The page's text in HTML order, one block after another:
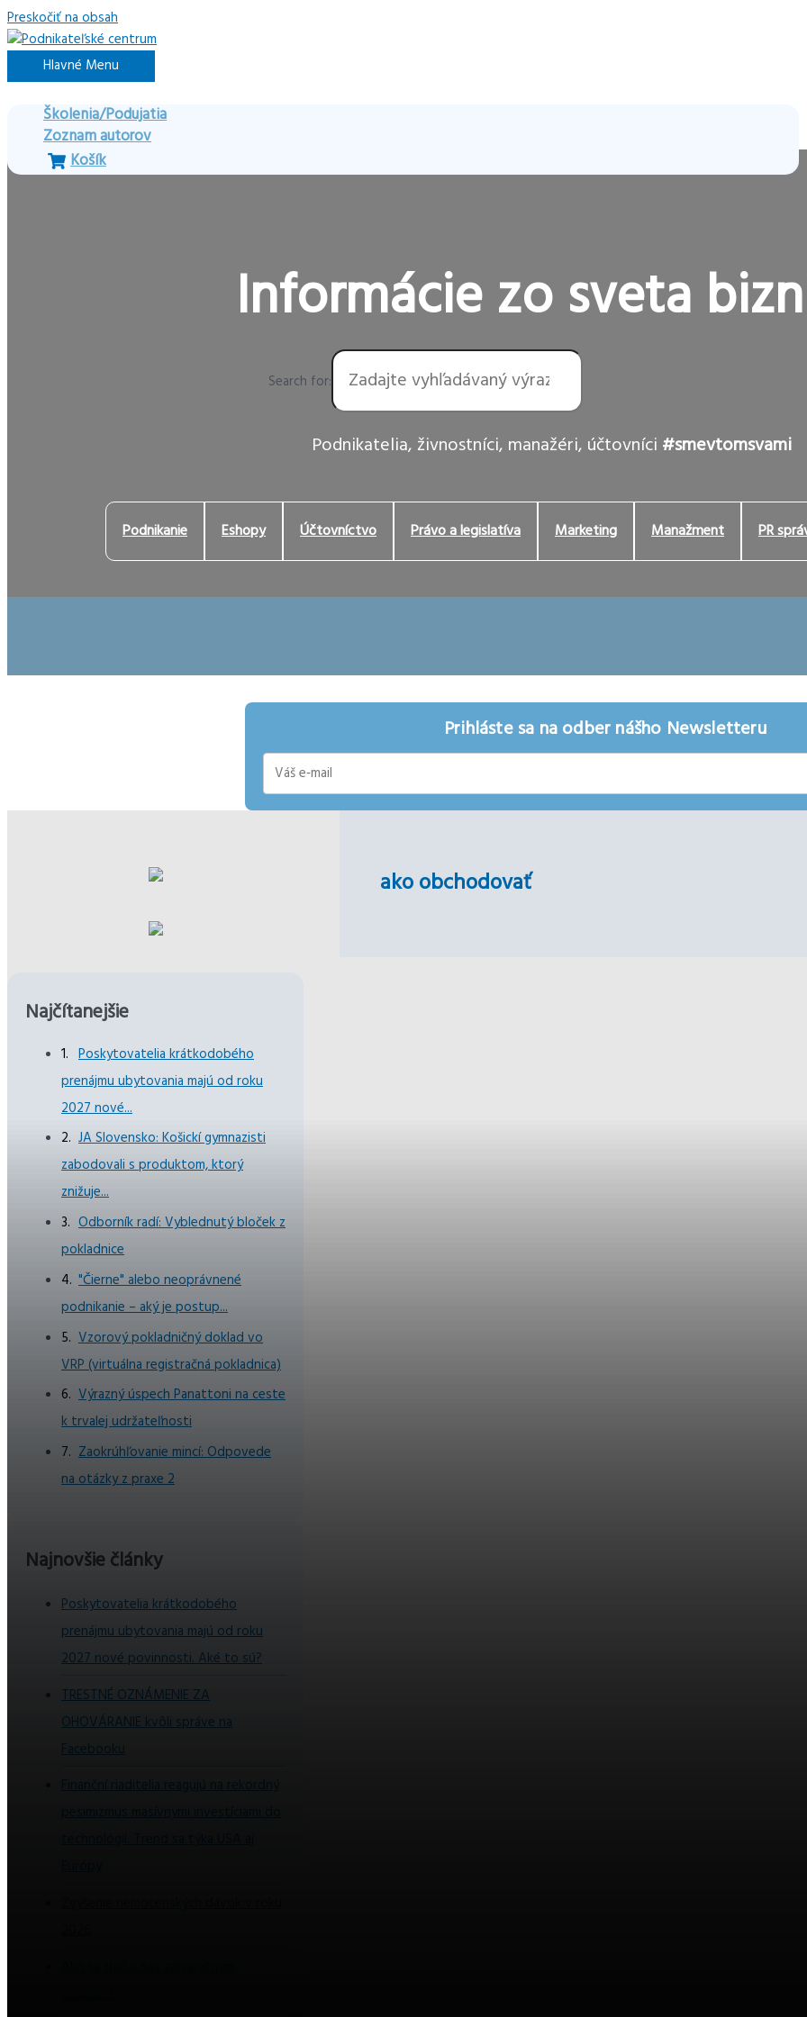
Preskočiť na obsah
Hlavné Menu
Školenia/Podujatia
Zoznam autorov
Košík
Informácie zo sveta
Search for:
Podnikatelia, živnostníci, manažéri, účtovníci #smevtomsvami
Podnikanie Eshopy Účtovníctvo Právo a legislatíva Marketing Manažment PR
Prihláste sa na odber nášho Newsletteru
Najčítanejšie
Poskytovatelia krátkodobého
prenájmu ubytovania majú od roku
2027 nové...
JA Slovensko: Košickí gymnazisti
zabodovali s produktom, ktorý
znižuje...
Odborník radí: Vyblednutý bloček z
pokladnice
"Čierne" alebo neoprávnené
podnikanie – aký je postup...
Vzorový pokladničný doklad vo
VRP (virtuálna registračná pokladnica)
Výrazný úspech Panattoni na ceste
k trvalej udržateľnosti
Zaokrúhľovanie mincí: Odpovede
na otázky z praxe 2
Najnovšie články
Poskytovatelia krátkodobého
prenájmu ubytovania majú od roku
2027 nové povinnosti. Aké to sú?
TRESTNÉ OZNÁMENIE ZA
OHOVÁRANIE kvôli správe na
Facebooku
ako obchodovať